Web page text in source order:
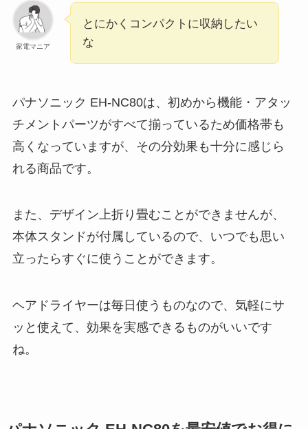
家電マニア
とにかくコンパクトに収納したい
な
パナソニック EH-NC80は、初めから機能・アタッ
チメントパーツがすべて揃っているため価格帯も
高くなっていますが、その分効果も十分に感じら
れる商品です。
また、デザイン上折り畳むことができませんが、
本体スタンドが付属しているので、いつでも思い
立ったらすぐに使うことができます。
ヘアドライヤーは毎日使うものなので、気軽にサ
ッと使えて、効果を実感できるものがいいです
ね。